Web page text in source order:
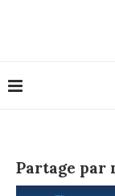
Partage par